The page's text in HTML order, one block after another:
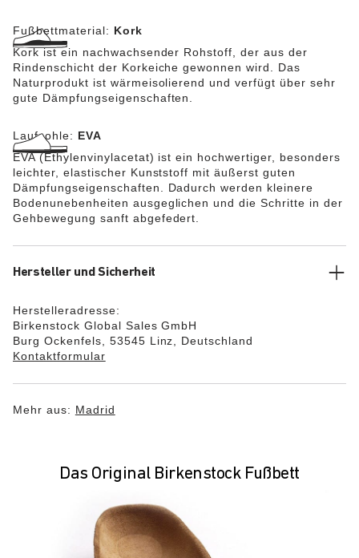
Fußbettmaterial: Kork
Kork ist ein nachwachsender Rohstoff, der aus der
Rindenschicht der Korkeiche gewonnen wird. Das
Naturprodukt ist wärmeisolierend und verfügt über sehr
gute Dämpfungseigenschaften.
Laufsohle: EVA
EVA (Ethylenvinylacetat) ist ein hochwertiger, besonders
leichter, elastischer Kunststoff mit äußerst guten
Dämpfungseigenschaften. Dadurch werden kleinere
Bodenunebenheiten ausgeglichen und die Schritte in der
Gehbewegung sanft abgefedert.
Hersteller und Sicherheit
Herstelleradresse:
Birkenstock Global Sales GmbH
Burg Ockenfels, 53545 Linz, Deutschland
Kontaktformular
Mehr aus: Madrid
Das Original Birkenstock Fußbett